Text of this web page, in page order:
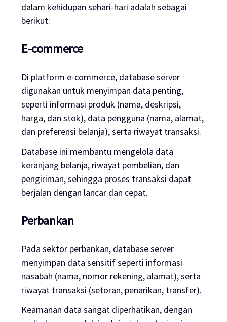
dalam kehidupan sehari-hari adalah sebagai
berikut:
E-commerce
Di platform e-commerce, database server
digunakan untuk menyimpan data penting,
seperti informasi produk (nama, deskripsi,
harga, dan stok), data pengguna (nama, alamat,
dan preferensi belanja), serta riwayat transaksi.
Database ini membantu mengelola data
keranjang belanja, riwayat pembelian, dan
pengiriman, sehingga proses transaksi dapat
berjalan dengan lancar dan cepat.
Perbankan
Pada sektor perbankan, database server
menyimpan data sensitif seperti informasi
nasabah (nama, nomor rekening, alamat), serta
riwayat transaksi (setoran, penarikan, transfer).
Keamanan data sangat diperhatikan, dengan